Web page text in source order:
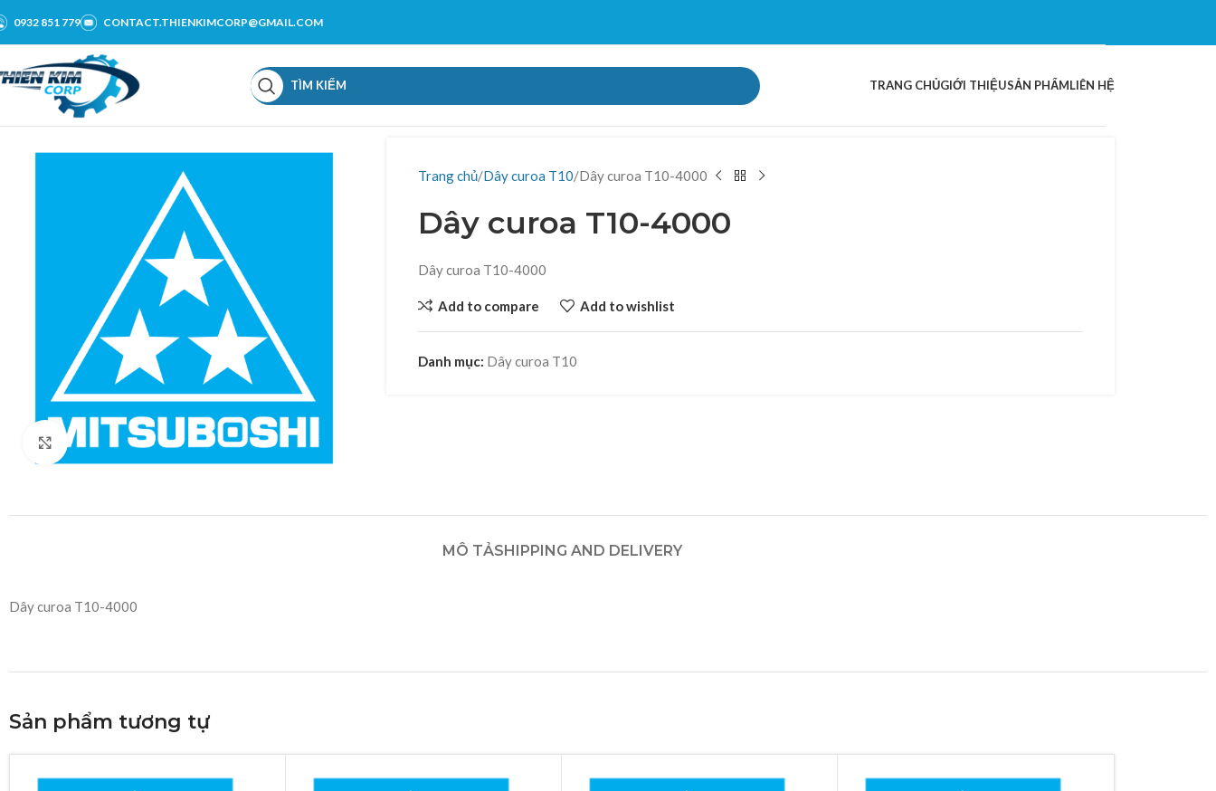
0932 851 779 CONTACT.THIENKIMCORP@GMAIL.COM
TÌM KIẾM TRANG CHỦGIỚI THIỆUSẢN PHẨMLIÊN HỆ
Click to enlarge
Trang chủ Dây curoa T10 Dây curoa T10-4000
Dây curoa T10-4000
Dây curoa T10-4000
Add to compare Add to wishlist
Danh mục: Dây curoa T10
MÔ TẢSHIPPING AND DELIVERY
Dây curoa T10-4000
Sản phẩm tương tự